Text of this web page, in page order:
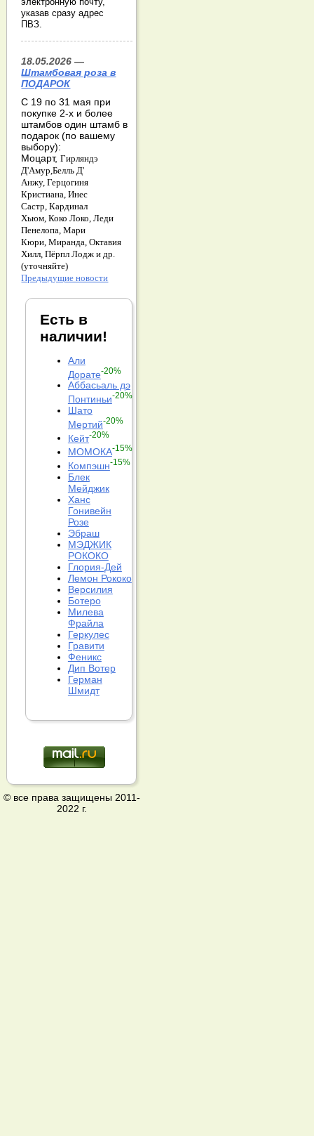
указав сразу адрес
ПВЗ.
18.05.2026 —
Штамбовая роза в
ПОДАРОК
С 19 по 31 мая при
покупке 2-х и более
штамбов один штамб в
подарок (по вашему
выбору):
Моцарт,Гирляндэ
Д'Амур,Белль Д'
Анжу,Герцогиня
Кристиана,Инес
Састр,Кардинал
Хьюм,Коко Локо,Леди
Пенелопа,Мари
Кюри,Миранда,Октавия
Хилл,Пёрпл Лодж и др.
(уточняйте)
Предыдущие новости
Есть в
наличии!
Али
Дорате-20%
Аббасьаль дэ
Понтиньи-20%
Шато
Мертий-20%
Кейт-20%
МОМОКА-15%
Компэшн-15%
Блек
Мейджик
Ханс
Гонивейн
Розе
Эбраш
МЭДЖИК
РОКОКО
Глория-Дей
Лемон Рококо
Версилия
Ботеро
Милева
Фрайла
Геркулес
Гравити
Феникс
Дип Вотер
Герман
Шмидт
© все права защищены 2011-
2022 г.